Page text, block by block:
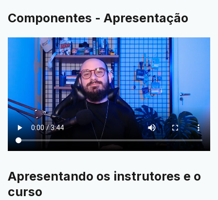
Componentes - Apresentação
Apresentando os instrutores e o
curso